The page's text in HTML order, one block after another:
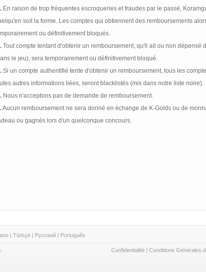
En raison de trop fréquentes escroqueries et fraudes par le passé,
soit la forme. Les comptes qui obtiennent des remboursements
ou définitivement bloqués.
Tout compte tentant d'obtenir un remboursement, qu'il ait ou non dépensé
le jeu), sera temporairement ou définitivement bloqué.
Si un compte authentifié tente d'obtenir un remboursement, tous les
autres informations liées, seront blacklistés (mis dans notre liste noire).
Nous n'acceptons pas de demande de remboursement.
Aucun remboursement ne sera donné en échange de K-Golds ou de
ou gagnés lors d'un quelconque concours.
| Türkçe | Русский | Português
Confidentialité | Conditions Générales